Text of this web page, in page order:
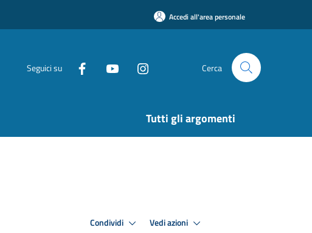
Accedi all'area personale
Seguici su Cerca
Tutti gli argomenti
Condividi Vedi azioni